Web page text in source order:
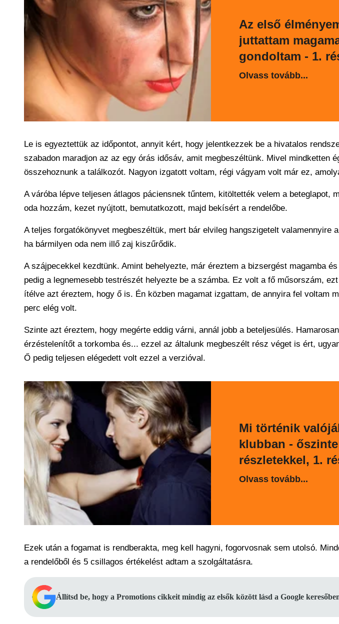
Az első
juttattam
gondoltam - 1.
Olvass tovább...
Le is egyeztettük az időpontot, annyit kért, hogy jelentkezzek be a hivatalos
szabadon maradjon az az egy órás idősáv, amit megbeszéltünk. Mivel mindketten
összehoznunk a találkozót. Nagyon izgatott voltam, régi vágyam volt már ez,
A váróba lépve teljesen átlagos páciensnek tűntem, kitöltették velem a beteglapot,
oda hozzám, kezet nyújtott, bemutatkozott, majd bekísért a rendelőbe.
A teljes forgatókönyvet megbeszéltük, mert bár elvileg hangszigetelt valamennyire
ha bármilyen oda nem illő zaj kiszűrődik.
A szájpecekkel kezdtünk. Amint behelyezte, már éreztem a bizsergést magamba
pedig a legnemesebb testrészét helyezte be a számba. Ez volt a fő műsorszám,
ítélve azt éreztem, hogy ő is. Én közben magamat izgattam, de annyira fel voltam
perc elég volt.
Szinte azt éreztem, hogy megérte eddig várni, annál jobb a beteljesülés.
érzéstelenítőt a torkomba és... ezzel az általunk megbeszélt rész véget is ért,
Ő pedig teljesen elégedett volt ezzel a verzióval.
Mi történik
klubban -
részletekkel, 1.
Olvass tovább...
Ezek után a fogamat is rendberakta, meg kell hagyni, fogorvosnak sem utolsó.
a rendelőből és 5 csillagos értékelést adtam a szolgáltatásra.
Állítsd be, hogy a Promotions cikkeit mindig az elsők között lásd a Google